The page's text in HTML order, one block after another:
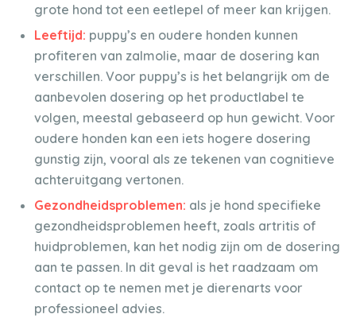
grote hond tot een eetlepel of meer kan krijgen.
Leeftijd: puppy’s en oudere honden kunnen
profiteren van zalmolie, maar de dosering kan
verschillen. Voor puppy’s is het belangrijk om de
aanbevolen dosering op het productlabel te
volgen, meestal gebaseerd op hun gewicht. Voor
oudere honden kan een iets hogere dosering
gunstig zijn, vooral als ze tekenen van cognitieve
achteruitgang vertonen.
Gezondheidsproblemen: als je hond specifieke
gezondheidsproblemen heeft, zoals artritis of
huidproblemen, kan het nodig zijn om de dosering
aan te passen. In dit geval is het raadzaam om
contact op te nemen met je dierenarts voor
professioneel advies.